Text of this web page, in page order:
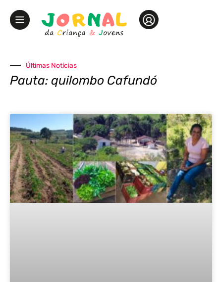
Últimas Notícias
Pauta: quilombo Cafundó